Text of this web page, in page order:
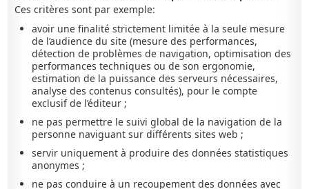
Ces critères sont par exemple:
avoir une finalité strictement limitée à la seule mesure
de l’audience du site (mesure des performances,
détection de problèmes de navigation, optimisation des
performances techniques ou de son ergonomie,
estimation de la puissance des serveurs nécessaires,
analyse des contenus consultés), pour le compte
exclusif de l’éditeur ;
ne pas permettre le suivi global de la navigation de la
personne naviguant sur différents sites web ;
servir uniquement à produire des données statistiques
anonymes ;
ne pas conduire à un recoupement des données avec